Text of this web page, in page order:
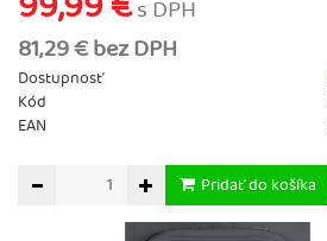
s DPH
81,29 € bez DPH
Dostupnosť
Kód
EAN
Pridať do košíka